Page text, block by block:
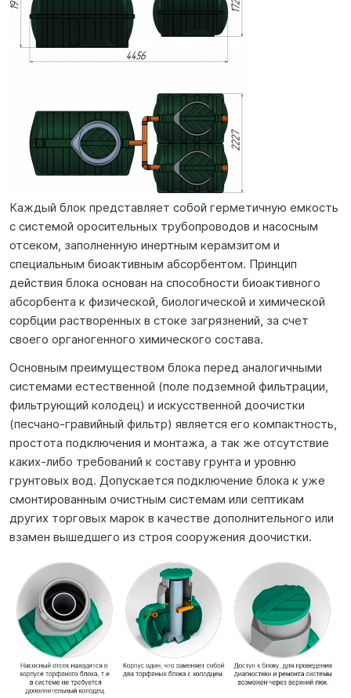
Каждый блок представляет собой герметичную емкость
с системой оросительных трубопроводов и насосным
отсеком, заполненную инертным керамзитом и
специальным биоактивным абсорбентом. Принцип
действия блока основан на способности биоактивного
абсорбента к физической, биологической и химической
сорбции растворенных в стоке загрязнений, за счет
своего органогенного химического состава.
Основным преимуществом блока перед аналогичными
системами естественной (поле подземной фильтрации,
фильтрующий колодец) и искусственной доочистки
(песчано-гравийный фильтр) является его компактность,
простота подключения и монтажа, а так же отсутствие
каких-либо требований к составу грунта и уровню
грунтовых вод. Допускается подключение блока к уже
смонтированным очистным системам или септикам
других торговых марок в качестве дополнительного или
взамен вышедшего из строя сооружения доочистки.